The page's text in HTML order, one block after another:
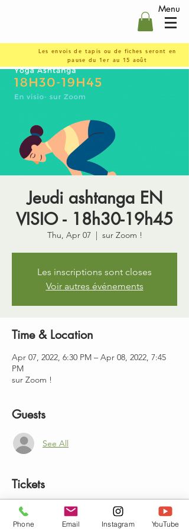
Menu
Les envois de tapis ou de fiches seront en
pause du 1er au 15 août
Jeudi ashtanga EN
VISIO - 18h30-19h45
Thu, Apr 07
  |
sur Zoom !
Les inscriptions sont closes
Voir autres événements
Time & Location
Apr 07, 2022, 6:30 PM – Apr 08, 2022, 7:45
PM
sur Zoom !
Guests
See All
Tickets
Phone Email Instagram YouTube